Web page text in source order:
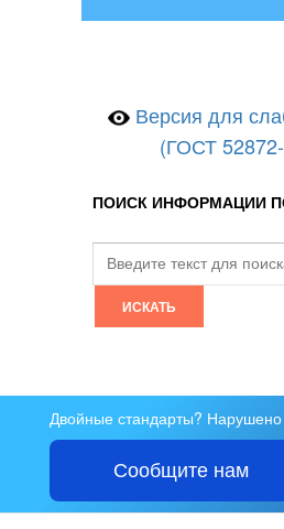
Версия для
(ГОСТ
ПОИСК ИНФОРМАЦИИ
Двойные стандарты?
Сообщите нам